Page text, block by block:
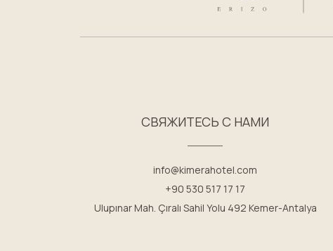
СВЯЖИТЕСЬ С НАМИ
info@kimerahotel.com
+90 530 517 17 17
Ulupınar Mah. Çıralı Sahil Yolu 492 Kemer-Antalya